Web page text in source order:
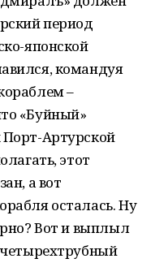
период
японской
командуя
–
«Буйный»
Артурской
этот
а вот
осталась. Ну
Вот и выплыл